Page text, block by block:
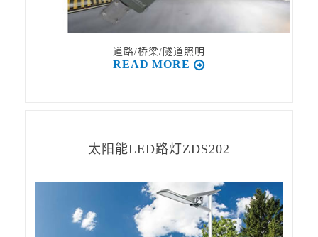
道路/桥梁/隧道照明
READ MORE
太阳能LED路灯ZDS202